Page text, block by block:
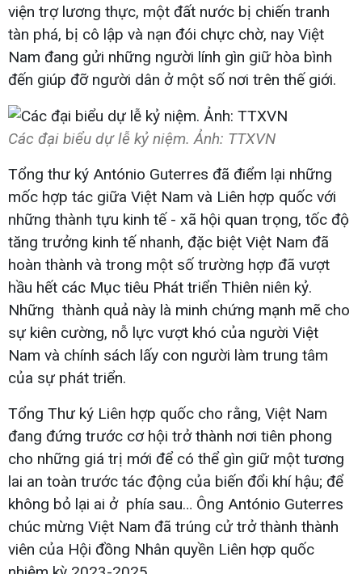
viện trợ lương thực, một đất nước bị chiến tranh
tàn phá, bị cô lập và nạn đói chực chờ, nay Việt
Nam đang gửi những người lính gìn giữ hòa bình
đến giúp đỡ người dân ở một số nơi trên thế giới.
Các đại biểu dự lễ kỷ niệm. Ảnh: TTXVN
Tổng thư ký António Guterres đã điểm lại những
mốc hợp tác giữa Việt Nam và Liên hợp quốc với
những thành tựu kinh tế - xã hội quan trọng, tốc độ
tăng trưởng kinh tế nhanh, đặc biệt Việt Nam đã
hoàn thành và trong một số trường hợp đã vượt
hầu hết các Mục tiêu Phát triển Thiên niên kỷ.
Những thành quả này là minh chứng mạnh mẽ cho
sự kiên cường, nỗ lực vượt khó của người Việt
Nam và chính sách lấy con người làm trung tâm
của sự phát triển.
Tổng Thư ký Liên hợp quốc cho rằng, Việt Nam
đang đứng trước cơ hội trở thành nơi tiên phong
cho những giá trị mới để có thể gìn giữ một tương
lai an toàn trước tác động của biến đổi khí hậu; để
không bỏ lại ai ở phía sau… Ông António Guterres
chúc mừng Việt Nam đã trúng cử trở thành thành
viên của Hội đồng Nhân quyền Liên hợp quốc